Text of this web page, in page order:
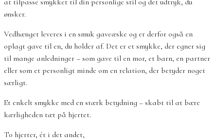
ønsker.
Vedhænget leveres i en smuk gaveæske og er derfor også en
oplagt gave til en, du holder af. Det er et smykke, der egner sig
til mange anledninger – som gave til en mor, et barn, en partner
eller som et personligt minde om en relation, der betyder noget
særligt.
Et enkelt smykke med en stærk betydning – skabt til at bære
kærligheden tæt på hjertet.
To hjerter, ét i det andet,